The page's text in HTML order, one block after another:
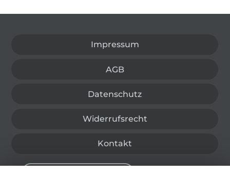
Impressum
AGB
Datenschutz
Widerrufsrecht
Kontakt